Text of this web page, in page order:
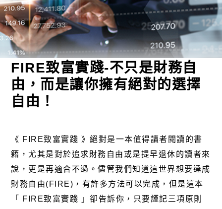
FIRE致富實踐-不只是財務自
由，而是讓你擁有絕對的選擇
自由！
《 FIRE致富實踐 》絕對是一本值得讀者閱讀的書
籍，尤其是對於追求財務自由或是提早退休的讀者來
說，更是再適合不過。儘管我們知道這世界想要達成
財務自由(FIRE)，有許多方法可以完成，但是這本
「 FIRE致富實踐 」卻告訴你，只要謹記三項原則